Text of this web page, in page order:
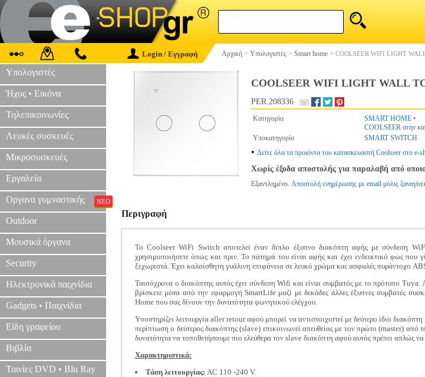
Login / Εγγραφή Αρχική > Υπολογιστές > Smart home > COOLSEER WIFI LIGHT
Υπολογιστές
Ήχος • Εικόνα
Τηλεπικοινωνίες
Λευκές συσκευές
Μικροσυσκευές
Εργαλεία
Οργανα γυμναστικής ΝΕΟ
Outdoor
Μουσικά όργανα
Security
Ηλεκτρονικά παιχνίδια
Gadgets • Παιχνίδια
Είδη γραφείου
Βιβλία
Ταινίες DVD • Blu Ray
COOLSEER WIFI LIGHT WALL
PER.208336
Κατηγορία SMART HOME •
COOLSEER στην
Υποκατηγορία
SMART SWITCH
• Δείτε όλα τα προιόντα του κατασκευαστή Coolseer στο e-
Χωρίς έξοδα αποστολής για παραλαβή από
Εξαντλημένο. Αποστολή ενημέρωσης με email μόλις
Περιγραφή
Το Coolseer WiFi Switch αποτελεί έναν διπλο έξυπνο διακόπτη αφής με σύνδεση
χρησιμοποιήσετε όπως και πριν. Το πάτημά του είναι αφής και έχει ενδεικτικό φως
ξεχωριστά. Έχει καλαίσθητη γυάλινη επιφάνεια σε λευκό χρώμα και ασφαλές πυράντοχο
Ταυτόχρονα ο διακόπτης αυτός έχει σύνδεση Wifi και είναι συμβατός με το πρότυπο Tuya.
βρίσκετε μέσα από την εφαρμογή SmartLife μαζί με δεκάδες άλλες έξυπνες συμβατές
Home που σας δίνουν την δυνατότητα φωνητικού ελέγχου.
Υποστηρίζει λειτουργία aller retour αφού μπορεί να αντιστοιχιστεί με δεύτερο ίδιο
περίπτωση ο δεύτερος διακόπτης (slave) επικοινωνεί απευθείας με τον πρώτο (master)
δυνατότητα να τοποθετήσουμε πιο ελεύθερα τον slave διακόπτη αφού αυτός πρέπει απλώς να
Χαρακτηριστικά:
Τάση λειτουργίας: AC 110 -240 V.